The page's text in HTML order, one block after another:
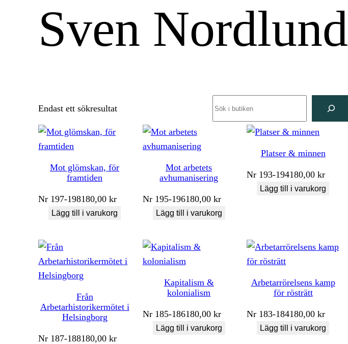
Sven Nordlund
Endast ett sökresultat
Mot glömskan, för
framtiden
Nr 197-198180,00kr
Lägg till i varukorg
Mot arbetets
avhumanisering
Nr 195-196180,00 kr
Lägg till i varukorg
Platser & minnen
Nr 193-194180,00kr
Lägg till i varukorg
Från
Arbetarhistorikermötet i
Helsingborg
Nr 187-188180,00kr
Kapitalism &
kolonialism
Nr 185-186180,00 kr
Lägg till i varukorg
Arbetarrörelsens kamp
för rösträtt
Nr 183-184180,00kr
Lägg till i varukorg